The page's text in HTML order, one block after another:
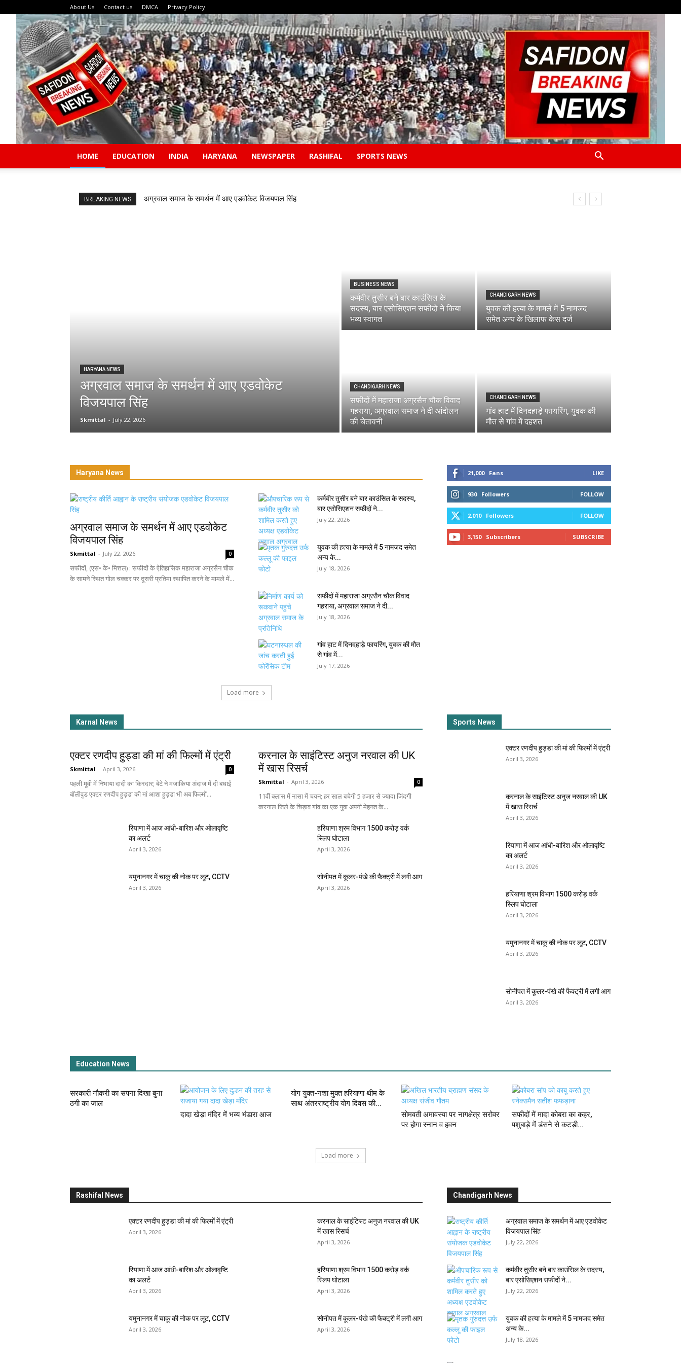
About Us Contact us DMCA Privacy Policy
News
HOME EDUCATION INDIA HARYANA NEWSPAPER RASHIFAL SPORTS NEWS
BREAKING NEWS अग्रवाल समाज के समर्थन में आए एडवोकेट विजयपाल सिंह
HARYANA NEWS
अग्रवाल समाज के समर्थन में आए एडवोकेट
विजयपाल सिंह
Skmittal - July 22, 2026
BUSINESS NEWS
कर्मवीर तुसीर बने बार काउंसिल के
सदस्य, बार एसोसिएशन सफीदों ने किया
भव्य स्वागत
CHANDIGARH NEWS
युवक की हत्या के मामले में 5 नामजद
समेत अन्य के खिलाफ केस दर्ज
CHANDIGARH NEWS
सफीदों में महाराजा अग्रसैन चौक विवाद
गहराया, अग्रवाल समाज ने दी आंदोलन
की चेतावनी
CHANDIGARH NEWS
गांव हाट में दिनदहाड़े फायरिंग, युवक की
मौत से गांव में दहशत
Haryana News
अग्रवाल समाज के समर्थन में आए एडवोकेट
विजयपाल सिंह
Skmittal - July 22, 2026 0
सफीदों, (एस• के• मित्तल) : सफीदों के ऐतिहासिक महाराजा अग्रसैन चौक
के सामने स्थित गोल चक्कर पर दूसरी प्रतिमा स्थापित करने के मामले में...
कर्मवीर तुसीर बने बार काउंसिल के सदस्य,
बार एसोसिएशन सफीदों ने...
July 22, 2026
युवक की हत्या के मामले में 5 नामजद समेत
अन्य के...
July 18, 2026
सफीदों में महाराजा अग्रसैन चौक विवाद
गहराया, अग्रवाल समाज ने दी...
July 18, 2026
गांव हाट में दिनदहाड़े फायरिंग, युवक की मौत
से गांव में...
July 17, 2026
Load more
21,000 Fans LIKE
930 Followers FOLLOW
2,010 Followers FOLLOW
3,150 Subscribers SUBSCRIBE
Karnal News
एक्टर रणदीप हुड्डा की मां की फिल्मों में एंट्री
Skmittal - April 3, 2026 0
पहली मूवी में निभाया दादी का किरदार; बेटे ने मजाकिया अंदाज में दी बधाई
बॉलीवुड एक्टर रणदीप हुड्डा की मां आशा हुड्डा भी अब फिल्मों...
करनाल के साइंटिस्ट अनुज नरवाल की UK
में खास रिसर्च
Skmittal - April 3, 2026 0
11वीं क्लास में नासा में चयन; हर साल बचेगी 5 हजार से ज्यादा जिंदगी
करनाल जिले के चिड़ाव गांव का एक युवा अपनी मेहनत के...
रियाणा में आज आंधी-बारिश और ओलावृष्टि
का अलर्ट
April 3, 2026
हरियाणा श्रम विभाग 1500 करोड़ वर्क
स्लिप घोटाला
April 3, 2026
यमुनानगर में चाकू की नोक पर लूट, CCTV
April 3, 2026
सोनीपत में कूलर-पंखे की फैक्ट्री में लगी आग
April 3, 2026
Sports News
एक्टर रणदीप हुड्डा की मां की फिल्मों में एंट्री
April 3, 2026
करनाल के साइंटिस्ट अनुज नरवाल की UK
में खास रिसर्च
April 3, 2026
रियाणा में आज आंधी-बारिश और ओलावृष्टि
का अलर्ट
April 3, 2026
हरियाणा श्रम विभाग 1500 करोड़ वर्क
स्लिप घोटाला
April 3, 2026
यमुनानगर में चाकू की नोक पर लूट, CCTV
April 3, 2026
सोनीपत में कूलर-पंखे की फैक्ट्री में लगी आग
April 3, 2026
Education News
सरकारी नौकरी का सपना दिखा बुना
ठगी का जाल
दादा खेड़ा मंदिर में भव्य भंडारा आज
योग युक्त-नशा मुक्त हरियाणा थीम के
साथ अंतरराष्ट्रीय योग दिवस की...
सोमवती अमावस्या पर नागक्षेत्र सरोवर
पर होगा स्नान व हवन
सफीदों में मादा कोबरा का कहर,
पशुबाड़े में डंसने से कटड़ी...
Load more
Rashifal News
एक्टर रणदीप हुड्डा की मां की फिल्मों में एंट्री
April 3, 2026
करनाल के साइंटिस्ट अनुज नरवाल की UK
में खास रिसर्च
April 3, 2026
रियाणा में आज आंधी-बारिश और ओलावृष्टि
का अलर्ट
April 3, 2026
हरियाणा श्रम विभाग 1500 करोड़ वर्क
स्लिप घोटाला
April 3, 2026
यमुनानगर में चाकू की नोक पर लूट, CCTV
April 3, 2026
सोनीपत में कूलर-पंखे की फैक्ट्री में लगी आग
April 3, 2026
Chandigarh News
अग्रवाल समाज के समर्थन में आए एडवोकेट
विजयपाल सिंह
July 22, 2026
कर्मवीर तुसीर बने बार काउंसिल के सदस्य,
बार एसोसिएशन सफीदों ने...
July 22, 2026
युवक की हत्या के मामले में 5 नामजद समेत
अन्य के...
July 18, 2026